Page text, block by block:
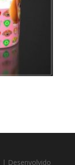
| Desenvolvido